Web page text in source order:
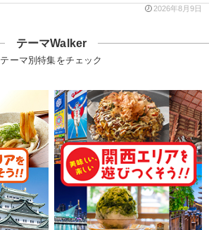
2026年8月9日
テーマWalker
テーマ別特集をチェック